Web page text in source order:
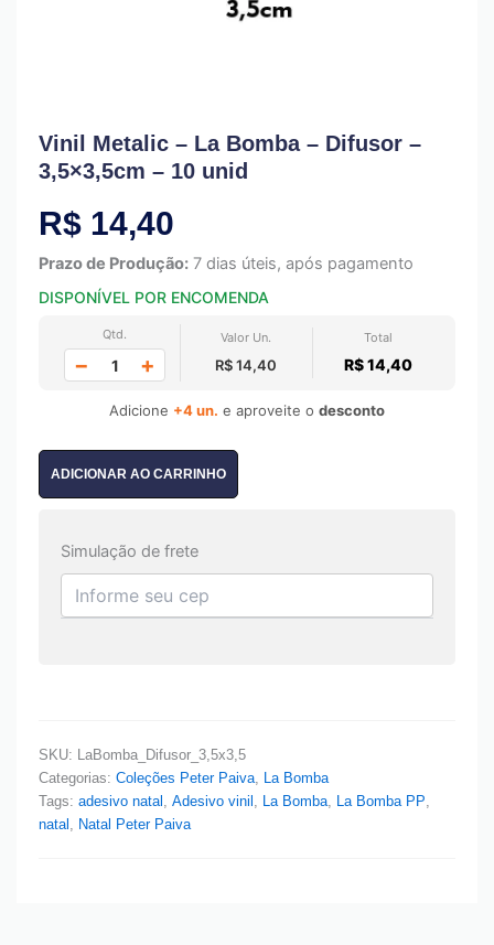
Vinil Metalic – La Bomba – Difusor –
3,5×3,5cm – 10 unid
R$ 14,40
Prazo de Produção: 7 dias úteis, após pagamento
DISPONÍVEL POR ENCOMENDA
Qtd.
− +
Valor Un.
R$ 14,40
Total
R$ 14,40
Adicione +4 un. e aproveite o desconto
ADICIONAR AO CARRINHO
Simulação de frete
SKU: LaBomba_Difusor_3,5x3,5
Categorias: Coleções Peter Paiva, La Bomba
Tags: adesivo natal , Adesivo vinil , La Bomba, La Bomba PP,
natal , Natal Peter Paiva